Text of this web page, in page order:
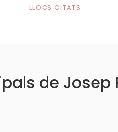
LLOCS CITATS
de Josep